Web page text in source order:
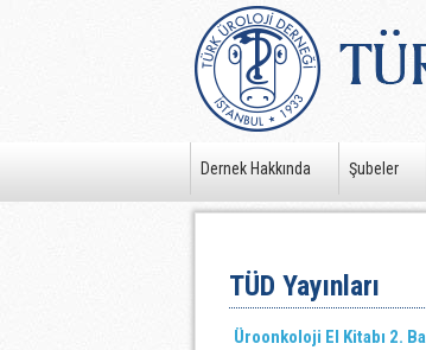
Dernek Hakkında Şubeler
TÜD Yayınları
Üroonkoloji El Kitabı 2.